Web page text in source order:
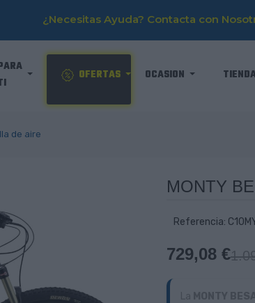
¿Necesitas Ayuda? Contacta con
OFERTAS OCASION
de aire
MONTY
Referencia:
729,08 €